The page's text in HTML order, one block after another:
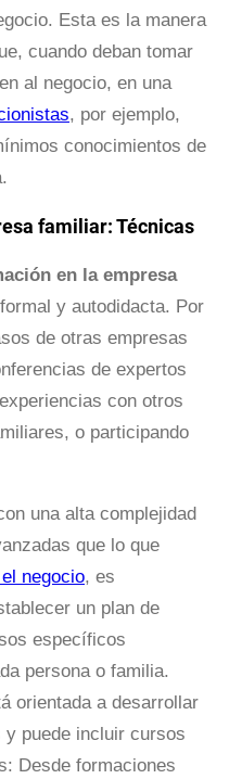
Esta es la manera
cuando deban tomar
al negocio, en una
, por ejemplo,
conocimientos de
familiar: Técnicas
en la empresa
y autodidacta. Por
de otras empresas
de expertos
con otros
o participando
una alta complejidad
que lo que
negocio, es
un plan de
específicos
persona o familia.
orientada a desarrollar
puede incluir cursos
Desde formaciones